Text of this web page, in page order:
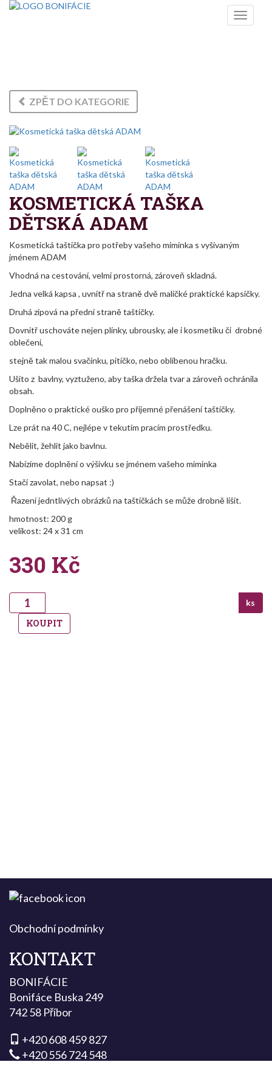
Toggle
ZPĚT DO KATEGORIE
KOSMETICKÁ TAŠKA
DĚTSKÁ ADAM
Kosmetická taštička pro potřeby vašeho miminka s vyšívaným
jménem ADAM
Vhodná na cestování, velmi prostorná, zároveň skladná.
Jedna velká kapsa , uvnitř na straně dvě maličké praktické kapsičky.
Druhá zipová na přední straně taštičky.
Dovnitř uschováte nejen plínky, ubrousky, ale i kosmetiku či drobné
oblečení,
stejně tak malou svačinku, pitíčko, nebo oblíbenou hračku.
Ušito z bavlny, vyztuženo, aby taška držela tvar a zároveň ochránila
obsah.
Doplněno o praktické ouško pro příjemné přenášení taštičky.
Lze prát na 40 C, nejlépe v tekutím pracím prostředku.
Nebělit, žehlit jako bavlnu.
Nabízíme doplnění o výšivku se jménem vašeho miminka
Stačí zavolat, nebo napsat :)
Řazení jedntlivých obrázků na taštičkách se může drobně lišit.
hmotnost: 200 g
velikost: 24 x 31 cm
330 Kč
ks
KOUPIT
Obchodní podmínky
KONTAKT
BONIFÁCIE
Bonifáce Buska 249
742 58 Příbor
+420 608 459 827
+420 556 724 548